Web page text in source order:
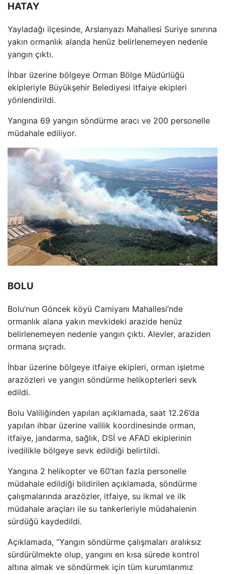
HATAY
Yayladağı ilçesinde, Arslanyazı Mahallesi Suriye sınırına
yakın ormanlık alanda henüz belirlenemeyen nedenle
yangın çıktı.
İhbar üzerine bölgeye Orman Bölge Müdürlüğü
ekipleriyle Büyükşehir Belediyesi itfaiye ekipleri
yönlendirildi.
Yangına 69 yangın söndürme aracı ve 200 personelle
müdahale ediliyor.
BOLU
Bolu’nun Göncek köyü Camiyanı Mahallesi’nde
ormanlık alana yakın mevkideki arazide henüz
belirlenemeyen nedenle yangın çıktı. Alevler, araziden
ormana sıçradı.
İhbar üzerine bölgeye itfaiye ekipleri, orman işletme
arazözleri ve yangın söndürme helikopterleri sevk
edildi.
Bolu Valiliğinden yapılan açıklamada, saat 12.26’da
yapılan ihbar üzerine valilik koordinesinde orman,
itfaiye, jandarma, sağlık, DSİ ve AFAD ekiplerinin
ivedilikle bölgeye sevk edildiği belirtildi.
Yangına 2 helikopter ve 60’tan fazla personelle
müdahale edildiği bildirilen açıklamada, söndürme
çalışmalarında arazözler, itfaiye, su ikmal ve ilk
müdahale araçları ile su tankerleriyle müdahalenin
sürdüğü kaydedildi.
Açıklamada, “Yangın söndürme çalışmaları aralıksız
sürdürülmekte olup, yangını en kısa sürede kontrol
altına almak ve söndürmek için tüm kurumlarımız